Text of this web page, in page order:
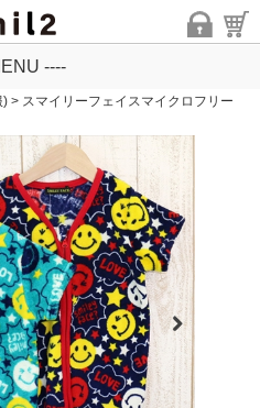
----
) > スマイリーフェイスマイクロフリー